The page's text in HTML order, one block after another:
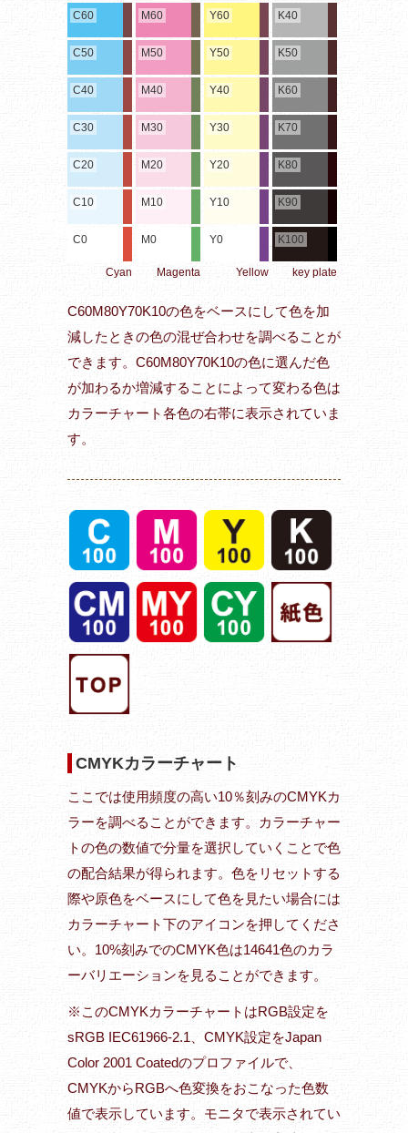
C60
C50
C40
C30
C20
C10
C0
Cyan
M60
M50
M40
M30
M20
M10
M0
Magenta
Y60
Y50
Y40
Y30
Y20
Y10
Y0
Yellow
K40
K50
K60
K70
K80
K90
K100
key plate
C60M80Y70K10の色をベースにして色を加
減したときの色の混ぜ合わせを調べることが
できます。C60M80Y70K10の色に選んだ色
が加わるか増減することによって変わる色は
カラーチャート各色の右帯に表示されていま
す。
CMYKカラーチャート
ここでは使用頻度の高い10％刻みのCMYKカ
ラーを調べることができます。カラーチャー
トの色の数値で分量を選択していくことで色
の配合結果が得られます。色をリセットする
際や原色をベースにして色を見たい場合には
カラーチャート下のアイコンを押してくださ
い。10%刻みでのCMYK色は14641色のカラ
ーバリエーションを見ることができます。
※このCMYKカラーチャートはRGB設定を
sRGB IEC61966-2.1、CMYK設定をJapan
Color 2001 Coatedのプロファイルで、
CMYKからRGBへ色変換をおこなった色数
値で表示しています。モニタで表示されてい